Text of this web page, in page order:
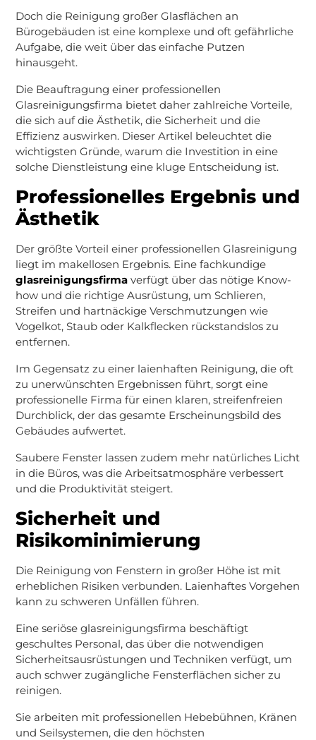
Doch die Reinigung großer Glasflächen an
Bürogebäuden ist eine komplexe und oft gefährliche
Aufgabe, die weit über das einfache Putzen
hinausgeht.
Die Beauftragung einer professionellen
Glasreinigungsfirma bietet daher zahlreiche Vorteile,
die sich auf die Ästhetik, die Sicherheit und die
Effizienz auswirken. Dieser Artikel beleuchtet die
wichtigsten Gründe, warum die Investition in eine
solche Dienstleistung eine kluge Entscheidung ist.
Professionelles Ergebnis und
Ästhetik
Der größte Vorteil einer professionellen Glasreinigung
liegt im makellosen Ergebnis. Eine fachkundige
glasreinigungsfirmaverfügt über das nötige Know-
how und die richtige Ausrüstung, um Schlieren,
Streifen und hartnäckige Verschmutzungen wie
Vogelkot, Staub oder Kalkflecken rückstandslos zu
entfernen.
Im Gegensatz zu einer laienhaften Reinigung, die oft
zu unerwünschten Ergebnissen führt, sorgt eine
professionelle Firma für einen klaren, streifenfreien
Durchblick, der das gesamte Erscheinungsbild des
Gebäudes aufwertet.
Saubere Fenster lassen zudem mehr natürliches Licht
in die Büros, was die Arbeitsatmosphäre verbessert
und die Produktivität steigert.
Sicherheit und
Risikominimierung
Die Reinigung von Fenstern in großer Höhe ist mit
erheblichen Risiken verbunden. Laienhaftes Vorgehen
kann zu schweren Unfällen führen.
Eine seriöse glasreinigungsfirma beschäftigt
geschultes Personal, das über die notwendigen
Sicherheitsausrüstungen und Techniken verfügt, um
auch schwer zugängliche Fensterflächen sicher zu
reinigen.
Sie arbeiten mit professionellen Hebebühnen, Kränen
und Seilsystemen, die den höchsten